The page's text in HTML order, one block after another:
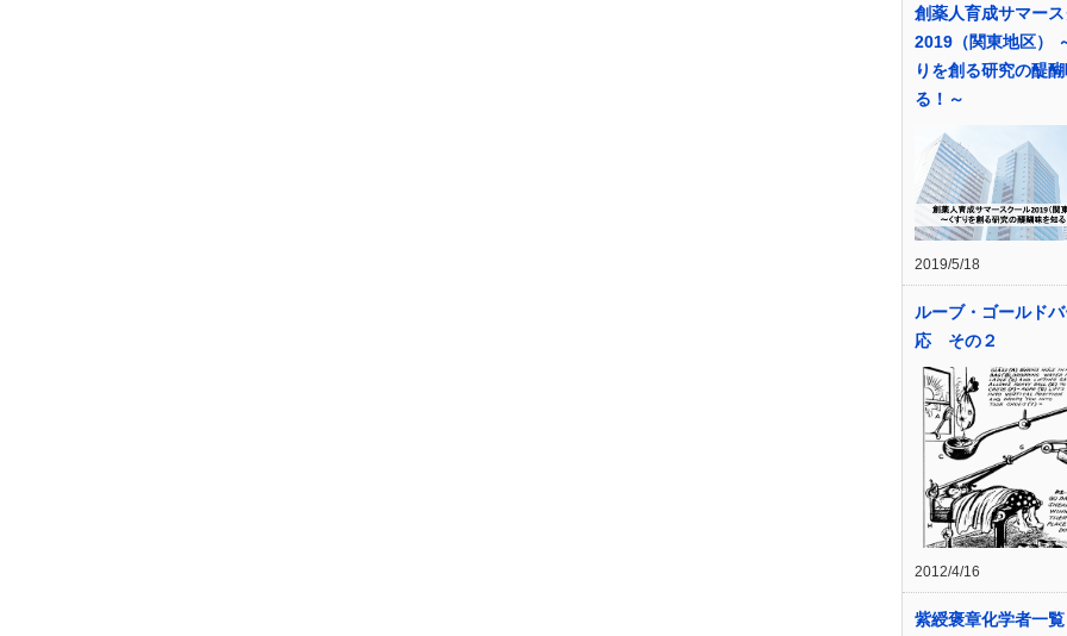
創薬人育成サマー
2019（関東地区）
りを創る研究の醍
る！～
2019/5/18
ルーブ・ゴールド
応 その２
2012/4/16
紫綬褒章化学者一覧